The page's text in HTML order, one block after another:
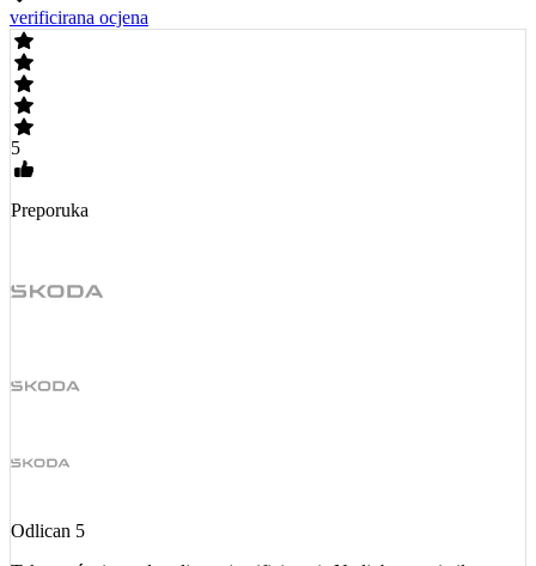
verificirana ocjena
5
Preporuka
Odlican 5